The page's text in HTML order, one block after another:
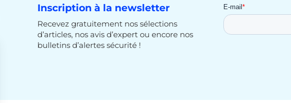
Inscription à la newsletter
Recevez gratuitement nos sélections
d’articles, nos avis d’expert ou encore nos
bulletins d’alertes sécurité !